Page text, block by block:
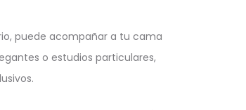
puede acompañar a tu cama
o estudios particulares,